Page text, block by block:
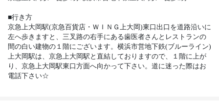
■行き方
京急上大岡駅(京急百貨店・ＷＩＮＧ上大岡)東口出口を道路沿いに
左へ歩きますと、三叉路の右手にある歯医者さんとレストランの
間の白い建物の１階にございます。横浜市営地下鉄(ブルーライン)
上大岡駅は、京急上大岡駅と直結しておりますので、１階に上が
り、京急上大岡駅東口方面へ向かって下さい。道に迷った際はお
電話下さい☆